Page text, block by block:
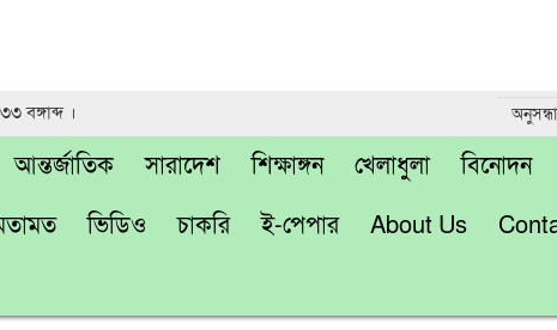
বঙ্গাব্দ ।
আন্তর্জাতিক সারাদেশ শিক্ষাঙ্গন খেলাধুলা বিনোদন
ভিডিও চাকরি ই-পেপার About Us